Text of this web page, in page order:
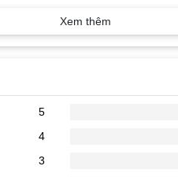
x 288 mm x 21 mm
x 100 mm x 32 mm
Xem thêm
5
4
3